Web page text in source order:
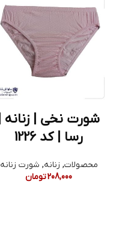
شورت نخی | زنانه |
رسا | کد 1226
محصولات, زنانه, شورت زنانه
208,000تومان